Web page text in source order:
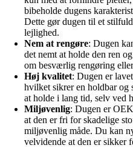
bibeholde dugens
Dette gør dugen til et
lejlighed.
Nem at rengøre: Dugen
det nemt at holde den ren
om besværlig rengøring
Høj kvalitet: Dugen er
hvilket sikrer en holdbar
at holde i lang tid, selv ved
Miljøvenlig: Dugen er
at den er fri for skadelige
miljøvenlig måde. Du kan
velvidende at den er sikker